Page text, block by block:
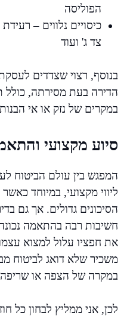
הפוליסה
כיסויים נלווים –
צד ג' ועוד
בנוסף, רצוי שצדדים
הדירה בעת מסירתה, כולל
במקרים של נזק או אי
סיוע מקצועי
המפגש בין עולם הביטוח
ליווי מקצועי, במיוחד
הסיכונים גדולים. אך גם
חשיבות רבה בהתאמה
את חפציו עלול למצוא
משכיר שלא דואג לביטוח
במקרה של הצפה או
לכן, אני ממליץ לבחון כל